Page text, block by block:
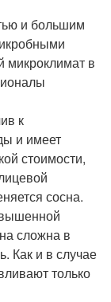
и большим
микроклимат в
к
и имеет
стоимости,
сосна.
сложна в
Как и в случае
только